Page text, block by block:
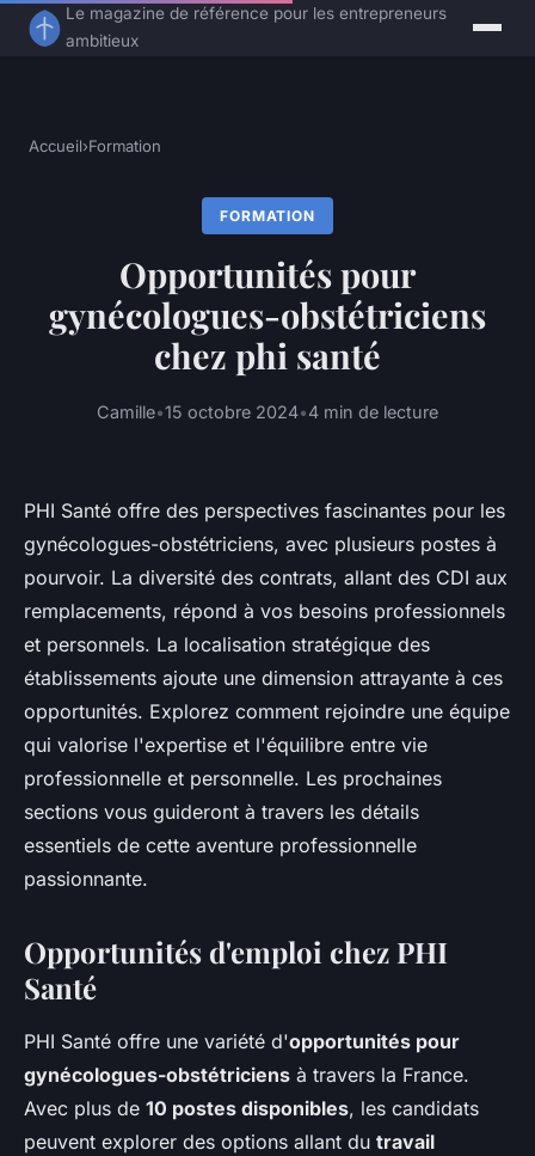
Le magazine de référence pour les entrepreneurs
ambitieux
Accueil›Formation
FORMATION
Opportunités pour
gynécologues-obstétriciens
chez phi santé
Camille•15 octobre 2024•4 min de lecture
PHI Santé offre des perspectives fascinantes pour les
gynécologues-obstétriciens, avec plusieurs postes à
pourvoir. La diversité des contrats, allant des CDI aux
remplacements, répond à vos besoins professionnels
et personnels. La localisation stratégique des
établissements ajoute une dimension attrayante à ces
opportunités. Explorez comment rejoindre une équipe
qui valorise l'expertise et l'équilibre entre vie
professionnelle et personnelle. Les prochaines
sections vous guideront à travers les détails
essentiels de cette aventure professionnelle
passionnante.
Opportunités d'emploi chez PHI
Santé
PHI Santé offre une variété d'opportunités pour
gynécologues-obstétriciens à travers la France.
Avec plus de 10 postes disponibles, les candidats
peuvent explorer des options allant du travail